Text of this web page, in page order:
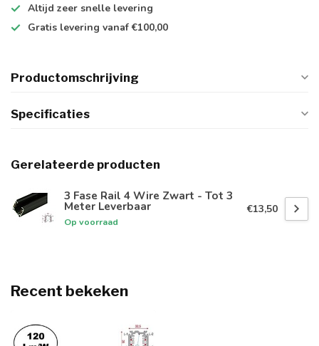
Altijd zeer snelle levering
Gratis levering vanaf €100,00
Productomschrijving
Specificaties
Gerelateerde producten
3 Fase Rail 4 Wire Zwart - Tot 3
Meter Leverbaar
Op voorraad
€13,50
Recent bekeken